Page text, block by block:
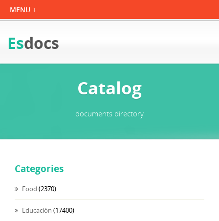
Esdocs
Catalog
documents directory
Categories
Food (2370)
Educación (17400)